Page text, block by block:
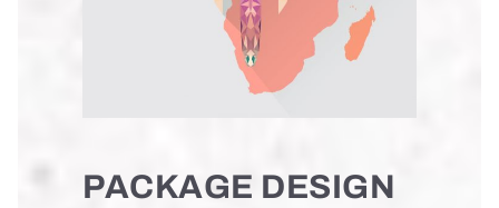
PACKAGE DESIGN